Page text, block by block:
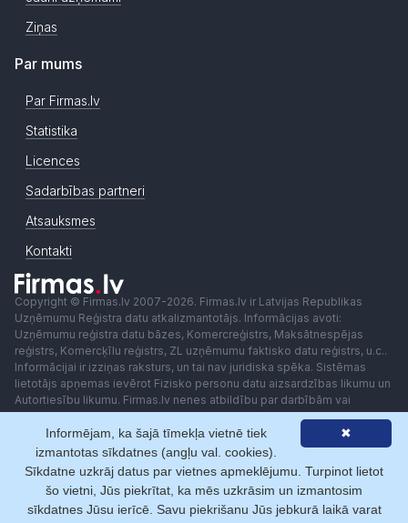
Ziņas
Par mums
Par Firmas.lv
Statistika
Licences
Sadarbības partneri
Atsauksmes
Kontakti
Copyright © Firmas.lv 2007-2026. Firmas.lv ir Latvijas Republikas
Uzņēmumu Reģistra datu atkalizmantotājs. Informācijas avoti:
Uzņēmumu reģistra datu bāzes, Komercreģistrs, Maksātnespējas
reģistrs, Komercķīlu reģistrs, ZL uzņēmumu faktisko datu reģistrs, u.c..
Informācijai ir izziņas raksturs, un tai nav juridiska spēka. Sistēmas
lietotājs apņemas ievērot Fizisko personu datu aizsardzības likumu un
Autortiesību likumu. Firmas.lv nenes atbildību par darbībām vai
lēmumiem, kas balstīti uz saņemto pakalpojumu. Lietotājam aizliegts
izmantot jebkādas automatizētas sistēmas vai iekārtas (robotus)
piekļuvei sistēmai bez rakstiskas saskaņošanas ar Firmas.lv. Galvenā
redaktore: Ingūna Pempere.
Lietošanas noteikumi
Privātuma politika Norēķini ar
✖
Informējam, ka šajā tīmekļa vietnē tiek
izmantotas sīkdatnes (angļu val. cookies).
Sīkdatne uzkrāj datus par vietnes apmeklējumu. Turpinot lietot
šo vietni, Jūs piekrītat, ka mēs uzkrāsim un izmantosim
sīkdatnes Jūsu ierīcē. Savu piekrišanu Jūs jebkurā laikā varat